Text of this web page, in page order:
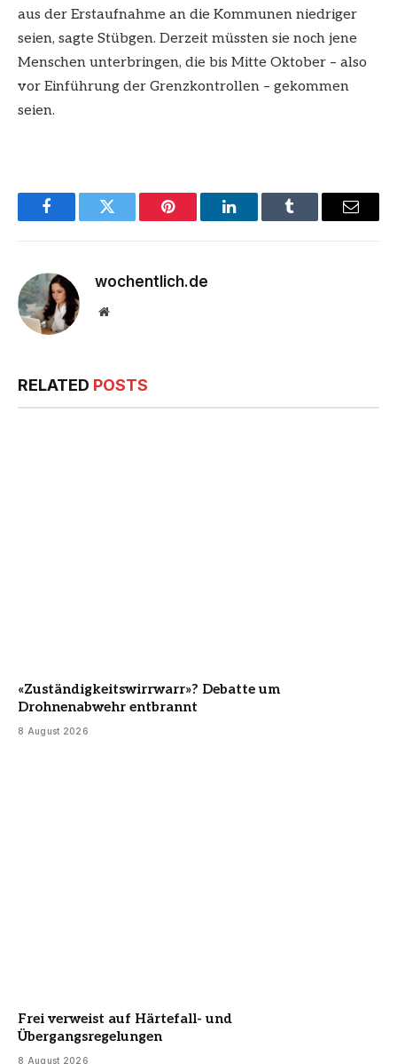
aus der Erstaufnahme an die Kommunen niedriger
seien, sagte Stübgen. Derzeit müssten sie noch jene
Menschen unterbringen, die bis Mitte Oktober – also
vor Einführung der Grenzkontrollen – gekommen
seien.
FacebookTwitter Pinterest LinkedInTumblr Email
wochentlich.de
Website
RELATED POSTS
«Zuständigkeitswirrwarr»? Debatte um
Drohnenabwehr entbrannt
8 August 2026
Frei verweist auf Härtefall- und
Übergangsregelungen
8 August 2026